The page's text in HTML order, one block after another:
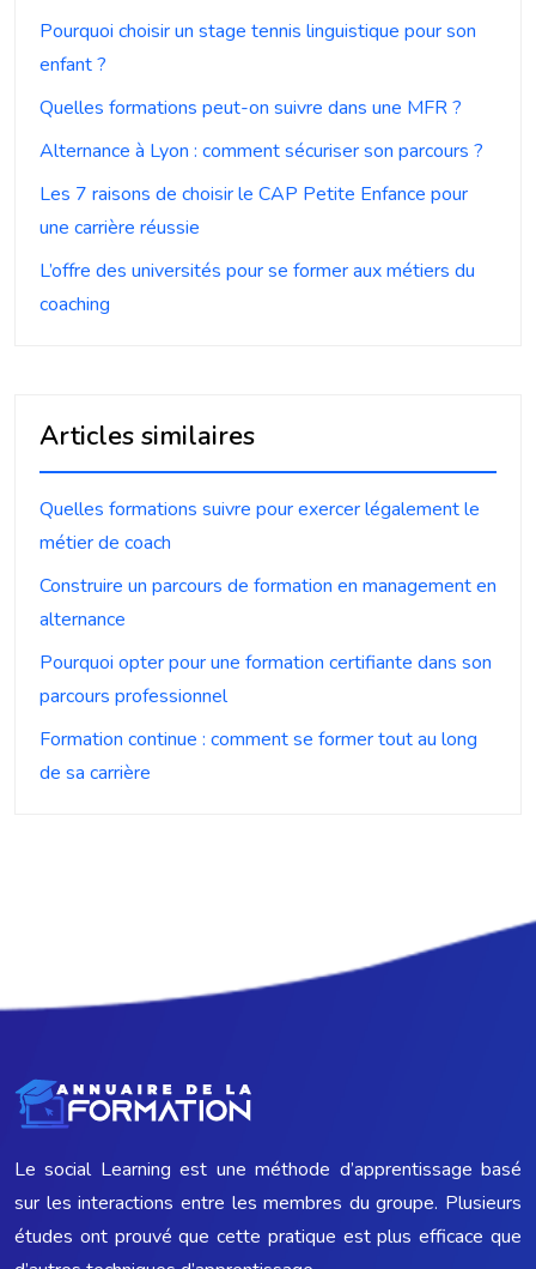
Pourquoi choisir un stage tennis linguistique pour son
enfant ?
Quelles formations peut-on suivre dans une MFR ?
Alternance à Lyon : comment sécuriser son parcours ?
Les 7 raisons de choisir le CAP Petite Enfance pour
une carrière réussie
L’offre des universités pour se former aux métiers du
coaching
Articles similaires
Quelles formations suivre pour exercer légalement le
métier de coach
Construire un parcours de formation en management en
alternance
Pourquoi opter pour une formation certifiante dans son
parcours professionnel
Formation continue : comment se former tout au long
de sa carrière
Le social Learning est une méthode d’apprentissage basé
sur les interactions entre les membres du groupe. Plusieurs
études ont prouvé que cette pratique est plus efficace que